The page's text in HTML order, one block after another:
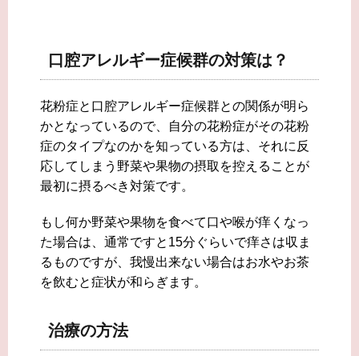
口腔アレルギー症候群の対策は？
花粉症と口腔アレルギー症候群との関係が明ら
かとなっているので、自分の花粉症がその花粉
症のタイプなのかを知っている方は、それに反
応してしまう野菜や果物の摂取を控えることが
最初に摂るべき対策です。
もし何か野菜や果物を食べて口や喉が痒くなっ
た場合は、通常ですと15分ぐらいで痒さは収ま
るものですが、我慢出来ない場合はお水やお茶
を飲むと症状が和らぎます。
治療の方法